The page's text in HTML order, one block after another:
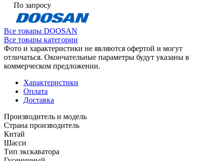
По запросу
Все товары DOOSAN
Все товары категории
Фото и характеристики не являются офертой и могут
отличаться. Окончательные параметры будут указаны в
коммерческом предложении.
Характеристики
Оплата
Доставка
Производитель и модель
Страна производитель
Китай
Шасси
Тип экскаватора